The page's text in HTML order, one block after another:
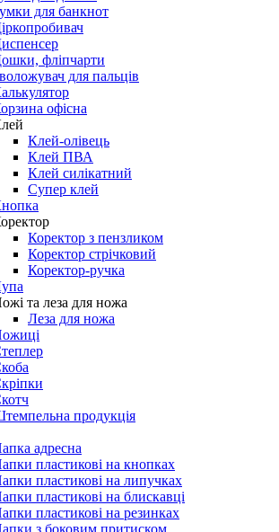
для банкнот
фліпчарти
для пальців
офісна
Клей-олівець
Клей ПВА
Клей силікатний
Супер клей
Коректор з пензликом
Коректор стрічковий
Коректор-ручка
та леза для ножа
Леза для ножа
продукція
адресна
пластикові на кнопках
пластикові на липучках
пластикові на блискавці
пластикові на резинках
з боковим притиском